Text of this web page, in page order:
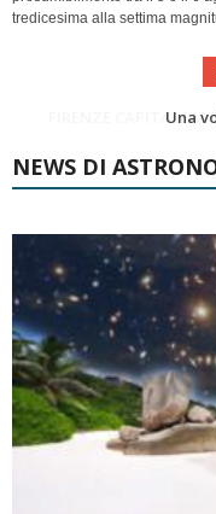
tredicesima alla settima
Cielo
NEWS DI